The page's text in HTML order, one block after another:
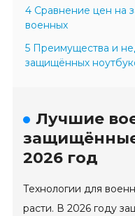
4 Сравнение цен на
военных
5 Преимущества и
защищённых
Лучшие
2026 год
Технологии для
расти. В 2026 году